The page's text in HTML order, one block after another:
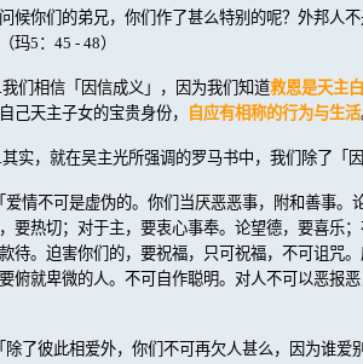
候你们的弟兄，你们作了甚么特别的呢？外邦人
玛5 ： 45 - 48）
我们相信「因信成义」，因为我们知道救恩是天主
己天主子女的宝贵身份，
自应有相称的行为与生活
其实，就在吴主光所强调的罗马书中，我们除了「
「爱情不可是虚伪的。你们当厌恶恶事，附和善事
要热切；对于主，要衷心事奉。论望德，要喜乐
待。迫害你们的，要祝福，只可祝福，不可诅咒
俯就卑微的人。不可自作聪明。对人不可以恶报
「除了彼此相爱外，你们不可再欠人甚么，因为谁